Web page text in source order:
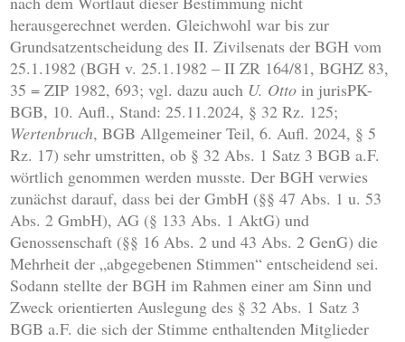
herausgerechnet werden. Gleichwohl war bis zur
Grundsatzentscheidung des II. Zivilsenats der BGH vom
25.1.1982 (BGH v. 25.1.1982 – II ZR 164/81, BGHZ 83,
35 = ZIP 1982, 693; vgl. dazu auch U. Otto in jurisPK-
BGB, 10. Aufl., Stand: 25.11.2024, § 32 Rz. 125;
Wertenbruch, BGB Allgemeiner Teil, 6. Aufl. 2024, § 5
Rz. 17) sehr umstritten, ob § 32 Abs. 1 Satz 3 BGB a.F.
wörtlich genommen werden musste. Der BGH verwies
zunächst darauf, dass bei der GmbH (§§ 47 Abs. 1 u. 53
Abs. 2 GmbH), AG (§ 133 Abs. 1 AktG) und
Genossenschaft (§§ 16 Abs. 2 und 43 Abs. 2 GenG) die
Mehrheit der „abgegebenen Stimmen“ entscheidend sei.
Sodann stellte der BGH im Rahmen einer am Sinn und
Zweck orientierten Auslegung des § 32 Abs. 1 Satz 3
BGB a.F. die sich der Stimme enthaltenden Mitglieder